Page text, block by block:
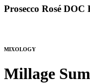
Prosecco Rosé DOC
MIXOLOGY
Millage